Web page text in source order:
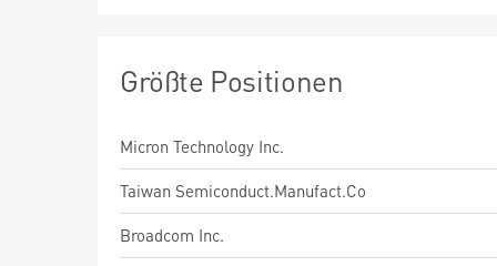
Größte Positionen
Micron Technology Inc.
Taiwan Semiconduct.Manufact.Co
Broadcom Inc.